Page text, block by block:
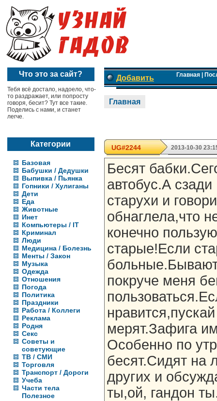
Что это за сайт?
Тебя всё достало, надоело, что-
то раздражает, или попросту
говоря, бесит? Тут все такие.
Поделись с нами, и станет
легче.
Категории
Базовая
Бабушки / Дедушки
Выпивка / Пьянка
Гопники / Хулиганы
Дети
Еда
Животные
Инет
Компьютеры / IT
Криминал
Люди
Медицина / Болезнь
Менты / Закон
Музыка
Одежда
Отношения
Погода
Политика
Праздники
Работа / Коллеги
Реклама
Родня
Секс
Советы и
советующие
ТВ / СМИ
Торговля
Транспорт / Дороги
Учеба
Части тела
Полезное
Добавить Главная
Главная
UG#2244 2013-10-30
Бесят
автобус.А
старухи и
обнаглела,что
конечно
старые!Если
больные.Бывают
покруче меня
мерят.Зафига
Особенно по
бесят.Сидят на
других и
ты,ой, гандон